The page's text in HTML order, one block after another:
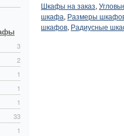
3
2
1
1
1
33
1
Шкафы на заказ,
шкафа, Размеры
шкафов, Радиусные